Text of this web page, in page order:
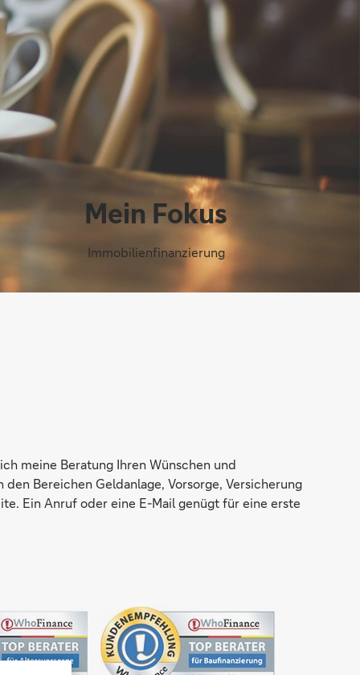
Mein Fokus
Immobilienfinanzierung
meine Beratung Ihren Wünschen und
Bereichen Geldanlage, Vorsorge, Versicherung
Ein Anruf oder eine E-Mail genügt für eine erste